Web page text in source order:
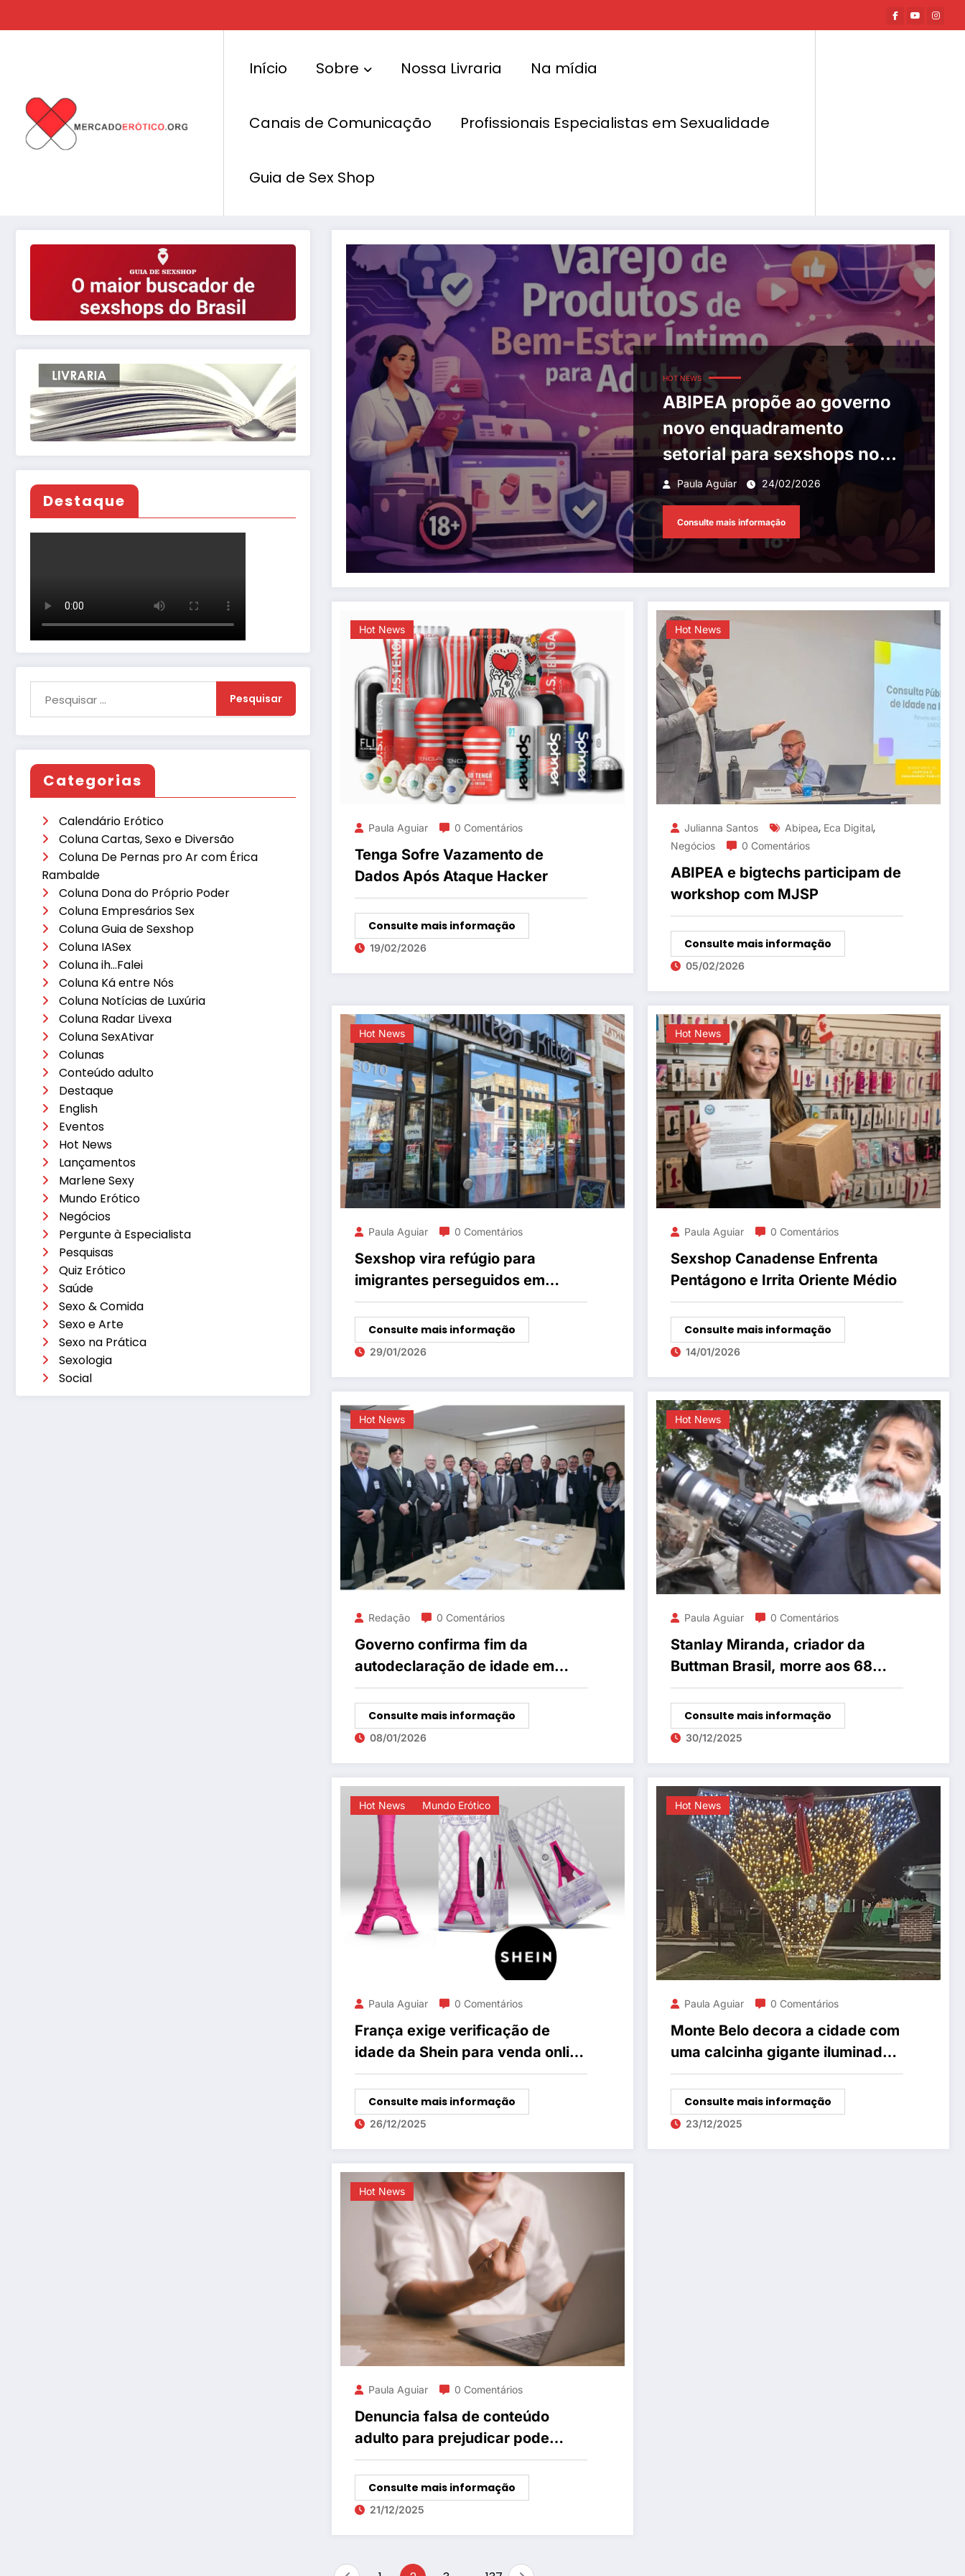
para
Início Sobre Nossa Livraria Na mídia
Canais de Comunicação Profissionais Especialistas em Sexualidade
Guia de Sex Shop
Categoria: Hot News
Destaque
Categorias
Calendário Erótico
Coluna Cartas, Sexo e Diversão
Coluna De Pernas pro Ar com Érica
Rambalde
Coluna Dona do Próprio Poder
Coluna Empresários Sex
Coluna Guia de Sexshop
Coluna IASex
Coluna ih…Falei
Coluna Ká entre Nós
Coluna Notícias de Luxúria
Coluna Radar Livexa
Coluna SexAtivar
Colunas
Conteúdo adulto
Destaque
English
Eventos
Hot News
Lançamentos
Marlene Sexy
Mundo Erótico
Negócios
Pergunte à Especialista
Pesquisas
Quiz Erótico
Saúde
Sexo & Comida
Sexo e Arte
Sexo na Prática
Sexologia
Social
HOT NEWS
ABIPEA propõe ao governo
novo enquadramento
setorial para sexshops no
Brasil
Paula Aguiar 24/02/2026
Consulte mais informação
Hot News
Paula Aguiar 0 Comentários
Tenga Sofre Vazamento de
Dados Após Ataque Hacker
Consulte mais informação
19/02/2026
Hot News
Julianna Santos Abipea, Eca Digital,
Negócios 0 Comentários
ABIPEA e bigtechs participam de
workshop com MJSP
Consulte mais informação
05/02/2026
Hot News
Paula Aguiar 0 Comentários
Sexshop vira refúgio para
imigrantes perseguidos em
Minneapolis
Consulte mais informação
29/01/2026
Hot News
Paula Aguiar 0 Comentários
Sexshop Canadense Enfrenta
Pentágono e Irrita Oriente Médio
Consulte mais informação
14/01/2026
Hot News
Redação 0 Comentários
Governo confirma fim da
autodeclaração de idade em
sites de sexshops em reunião
com a ABIPEA
Consulte mais informação
08/01/2026
Hot News
Paula Aguiar 0 Comentários
Stanlay Miranda, criador da
Buttman Brasil, morre aos 68
anos
Consulte mais informação
30/12/2025
Hot News Mundo Erótico
Paula Aguiar 0 Comentários
França exige verificação de
idade da Shein para venda online
de sextoys
Consulte mais informação
26/12/2025
Hot News
Paula Aguiar 0 Comentários
Monte Belo decora a cidade com
uma calcinha gigante iluminada
pro Natal
Consulte mais informação
23/12/2025
Hot News
Paula Aguiar 0 Comentários
Denuncia falsa de conteúdo
adulto para prejudicar pode
levar a punição e perda de conta
Consulte mais informação
21/12/2025